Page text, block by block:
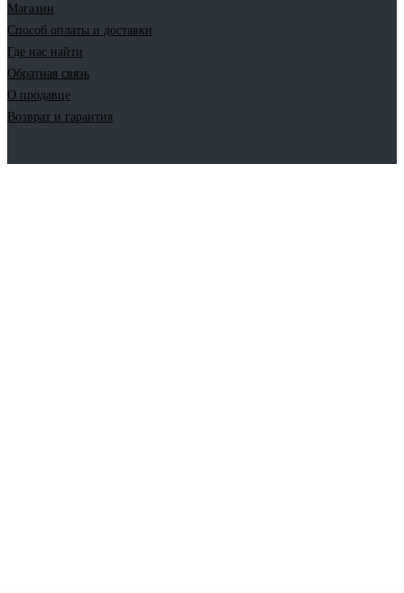
Магазин
Способ оплаты и доставки
Где нас найти
Обратная связь
О продавце
Возврат и гарантия